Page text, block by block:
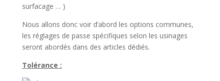
surfacage … )
Nous allons donc voir d’abord les options communes,
les réglages de passe spécifiques selon les usinages
seront abordés dans des articles dédiés.
Tolérance :